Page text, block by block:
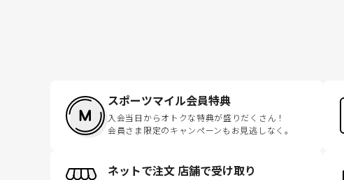
スポーツマイル会員特典
入会当日からオトクな特典が盛りだくさん！
会員さま限定のキャンペーンもお見逃しなく。
ネットで注文 店舗で受け取り